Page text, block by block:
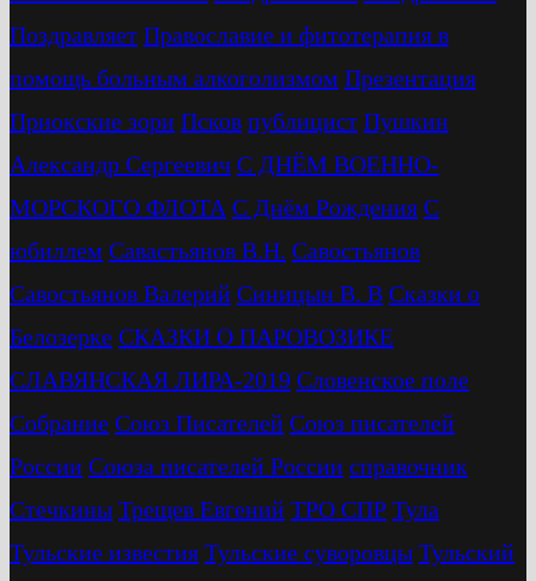
Поздравляет Православие и фитотерапия в
помощь больным алкоголизмом Презентация
Приокские зори Псков публицист Пушкин
Александр Сергеевич С ДНЁМ ВОЕННО-
МОРСКОГО ФЛОТА С Днём Рождения С
юбиллем Савастьянов В.Н. Савостьянов
Савостьянов Валерий Синицын В. В Сказки о
Белозерке СКАЗКИ О ПАРОВОЗИКЕ
СЛАВЯНСКАЯ ЛИРА-2019 Словенское поле
Собрание Союз Писателей Союз писателей
России Союза писателей России справочник
Стечкины Трещев Евгений ТРО СПР Тула
Тульские известия Тульские суворовцы Тульский